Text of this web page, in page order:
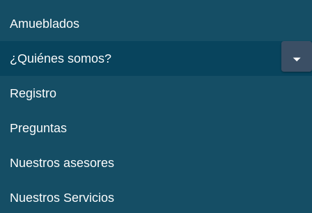
Amueblados
¿Quiénes somos?
Registro
Preguntas
Nuestros asesores
Nuestros Servicios